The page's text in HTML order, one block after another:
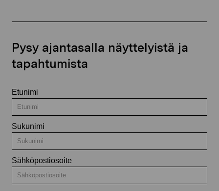
Pysy ajantasalla näyttelyistä ja
tapahtumista
Etunimi
Sukunimi
Sähköpostiosoite